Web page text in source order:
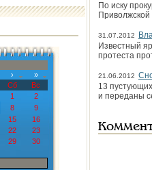
›
»
Сб
Вс
1
2
8
9
15
16
22
23
29
30
По иску
Приволжской
31.07.2012
Известный
протеста
21.06.2012
13
и переданы